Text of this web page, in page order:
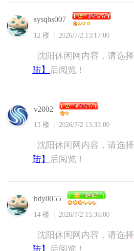
sysqbs007
12 楼 2026/7/2 13:17:00
沈阳休闲网内容，请选择
陆】
后阅览！
v2002
13 楼 2026/7/2 13:33:00
沈阳休闲网内容，请选择
陆】
后阅览！
hdy0055
14 楼 2026/7/2 15:36:00
沈阳休闲网内容，请选择
陆】
后阅览！